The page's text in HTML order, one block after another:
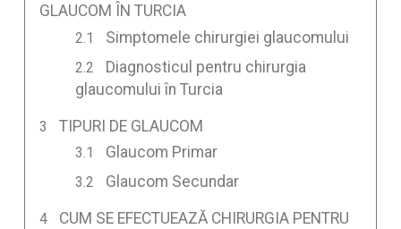
GLAUCOM ÎN TURCIA
Simptomele chirurgiei glaucomului
Diagnosticul pentru chirurgia
glaucomului în Turcia
TIPURI DE GLAUCOM
Glaucom Primar
Glaucom Secundar
CUM SE EFECTUEAZĂ CHIRURGIA PENTRU